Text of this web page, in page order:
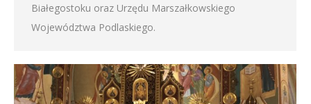
Białegostoku oraz Urzędu Marszałkowskiego
Województwa Podlaskiego.